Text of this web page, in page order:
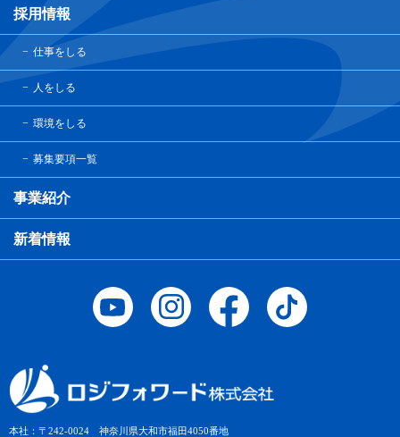
本社：〒242-0024 神奈川県大和市福田4050番地
採用情報
仕事をしる
人をしる
環境をしる
募集要項一覧
事業紹介
新着情報